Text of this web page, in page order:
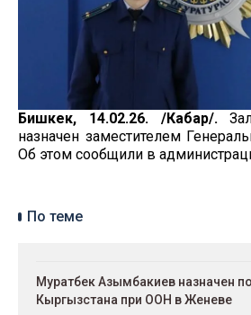
Бишкек, 14.02.26. /Кабар/.
назначен заместителем
Об этом сообщили в
По теме
Муратбек Азымбакиев назначен
Кыргызстана при ООН в Женеве